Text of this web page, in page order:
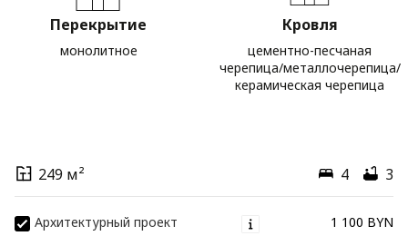
Перекрытие
монолитное
Кровля
цементно-песчаная
черепица/металлочерепица/
керамическая черепица
249 м² 4 3
Архитектурный проект
1 100 BYN